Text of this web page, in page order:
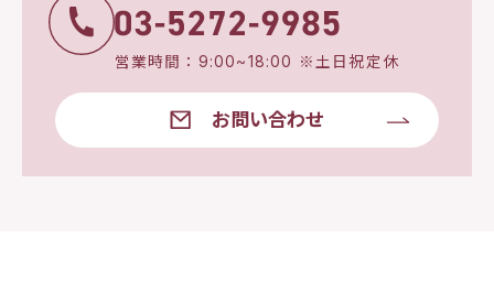
営業時間：9:00~18:00 ※土日祝定休
お問い合わせ